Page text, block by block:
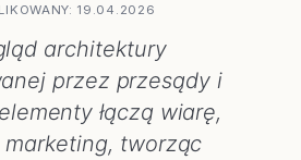
19.04.2026
architektury
przez przesądy i
łączą wiarę,
tworząc